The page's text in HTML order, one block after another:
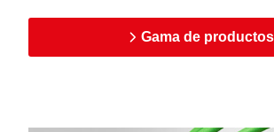
Gama de productos